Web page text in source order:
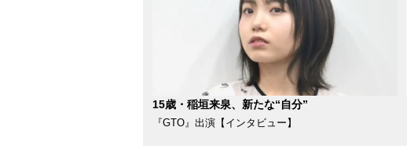
15歳・稲垣来泉、新たな“自分”
『GTO』出演【インタビュー】